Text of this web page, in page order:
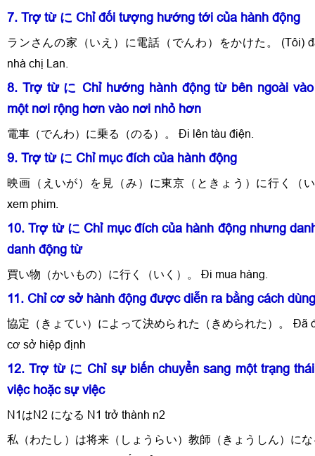
7. Trợ từ に Chỉ đối tượng hướng tới của hành động
ランさんの家（いえ）に電話（でんわ）をかけた。 (Tôi)
nhà chị Lan.
8. Trợ từ に Chỉ hướng hành động từ bên ngoài
một nơi rộng hơn vào nơi nhỏ hơn
電車（でんわ）に乗る（のる）。 Đi lên tàu điện.
9. Trợ từ に Chỉ mục đích của hành động
映画（えいが）を見（み）に東京（ときょう）に行く（
xem phim.
10. Trợ từ に Chỉ mục đích của hành động nhưng
danh động từ
買い物（かいもの）に行く（いく）。 Đi mua hàng.
11. Chỉ cơ sở hành động được diễn ra bằng cách
協定（きょてい）によって決められた（きめられた）。 Đã
cơ sở hiệp định
12. Trợ từ に Chỉ sự biến chuyển sang một trạng
việc hoặc sự việc
N1はN2 になる N1 trở thành n2
私（わたし）は将来（しょうらい）教師（きょうしん）に